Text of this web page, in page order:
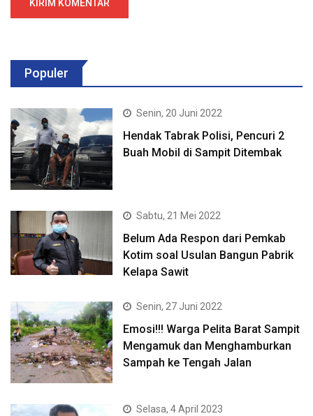
Populer
Senin, 20 Juni 2022
Hendak Tabrak Polisi, Pencuri 2
Buah Mobil di Sampit Ditembak
Sabtu, 21 Mei 2022
Belum Ada Respon dari Pemkab
Kotim soal Usulan Bangun Pabrik
Kelapa Sawit
Senin, 27 Juni 2022
Emosi!!! Warga Pelita Barat Sampit
Mengamuk dan Menghamburkan
Sampah ke Tengah Jalan
Selasa, 4 April 2023